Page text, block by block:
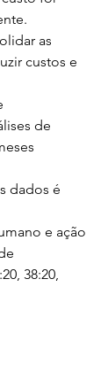
as
custos e
de
dados é
e ação
38:20,